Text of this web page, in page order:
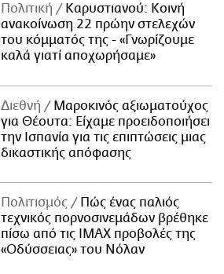
Πολιτική
Καρυστιανού: Κοινή
ανακοίνωση 22 πρώην στελεχών
του κόμματός της - «Γνωρίζουμε
καλά γιατί αποχωρήσαμε»
Διεθνή
Μαροκινός αξιωματούχος
για Θέουτα: Είχαμε προειδοποιήσει
την Ισπανία για τις επιπτώσεις μιας
δικαστικής απόφασης
Πολιτισμός
Πώς ένας παλιός
τεχνικός πορνοσινεμάδων βρέθηκε
πίσω από τις IMAX προβολές της
«Οδύσσειας» του Νόλαν